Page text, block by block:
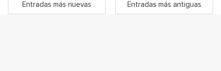
Entradas más nuevas Entradas más antiguas